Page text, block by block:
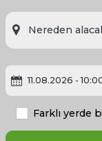
11.08.2026 -
Farklı yerde
Konya
Konya'ya Ne